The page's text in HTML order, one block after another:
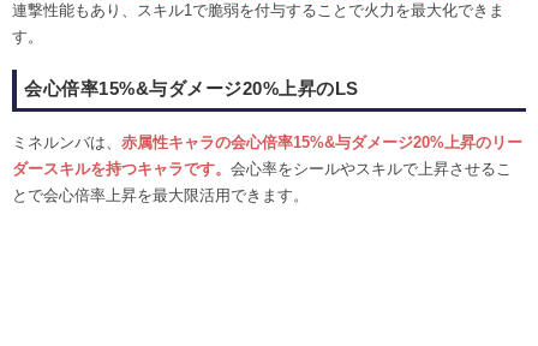
連撃性能もあり、スキル1で脆弱を付与することで火力を最大化できま
す。
会心倍率15%&与ダメージ20%上昇のLS
ミネルンバは、 赤属性キャラの会心倍率15%&与ダメージ20%上昇のリー
ダースキルを持つキャラです。 会心率をシールやスキルで上昇させるこ
とで会心倍率上昇を最大限活用できます。